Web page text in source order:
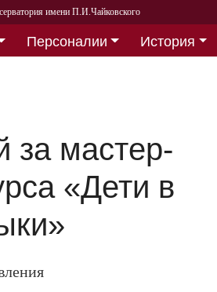
имени П.И.Чайковского
Персоналии
История
за мастер-
«Дети в